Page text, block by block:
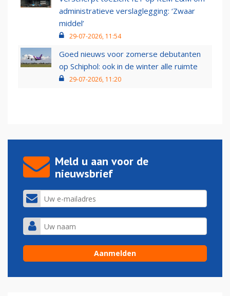
administratieve verslaglegging: ‘Zwaar
middel’
29-07-2026, 11:54
Goed nieuws voor zomerse debutanten
op Schiphol: ook in de winter alle ruimte
29-07-2026, 11:20
Meld u aan voor de
nieuwsbrief